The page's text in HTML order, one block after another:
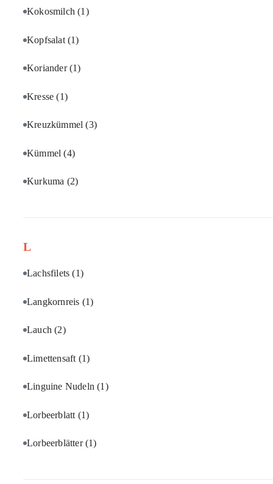
Kokosmilch(1)
Kopfsalat (1)
Koriander(1)
Kresse(1)
Kreuzkümmel(3)
Kümmel(4)
Kurkuma (2)
L
Lachsfilets(1)
Langkornreis (1)
Lauch(2)
Limettensaft (1)
Linguine Nudeln(1)
Lorbeerblatt (1)
Lorbeerblätter(1)